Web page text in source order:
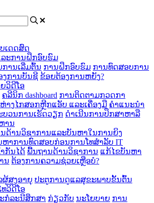
ເດດສົດ
ລະການຝຶກອົບຮົມ
ານເລີ່ມຕົ້ນ ການຝຶກອົບຮົມ ການທົດສອບການ
ງການບັນຊີ ຂ້ອຍຕ້ອງການຫຍັງ?
ວິດີໂອ
ຄລີນິກ dashboard ການ​ຕິດ​ຕາມ​ກວດ​ກາ
ຫ່າງ​ໄກ​ສອກ​ຫຼີກ​ແອັບ ແລະເຄື່ອງມື ຄຳແນະນຳ
ບວນການເຮັດວຽກ ດໍາເນີນການປຶກສາຫາລື
ານ
ດ້ານວິຊາການແລະບັນຫາໃນການຍິງ
ຫາ​ການ​ທົດ​ສອບ​ກ່ອນ​ການ​ໂທ​ສໍາລັບ IT
ກັນໄດ້ ພື້ນຖານດ້ານວິຊາການ ແກ້ໄຂບັນຫາ
ນ ຕ້ອງການຄວາມຊ່ວຍເຫຼືອບໍ?
ສູງອາຍຸ ປະຕູການດູແລສຸຂະພາບຂັ້ນຕົ້ນ
ວິດີໂອ
ກໍລະນີສຶກສາ ກ່ຽວກັບ ນະໂຍບາຍ ການ